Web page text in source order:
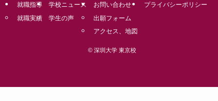
就職指導
就職実績
学校ニュース
学生の声
お問い合わせ
出願フォーム
アクセス、地図
プライバシーポリシー
©深圳大学 東京校